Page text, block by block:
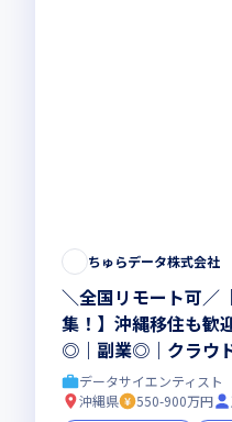
ちゅらデータ株式会社
＼全国リモート可／
集！】沖縄移住も歓
◎｜副業◎｜クラウ
構築に挑戦！大規模
できる環境です！
データサイエンティスト
沖縄県
550-900万円